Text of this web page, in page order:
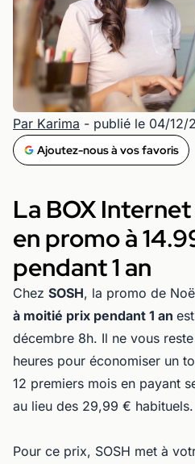
Par Karima - publié le 04/12/
Ajoutez-nous à vos favoris
La BOX
en promo à
pendant 1 an
Chez SOSH, la promo de
à moitié prix pendant 1 an
décembre 8h. Il ne vous
heures pour économiser un
12 premiers mois en payant
au lieu des 29,99 € habituels.
Pour ce prix, SOSH met à